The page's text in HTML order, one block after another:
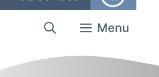
Menu